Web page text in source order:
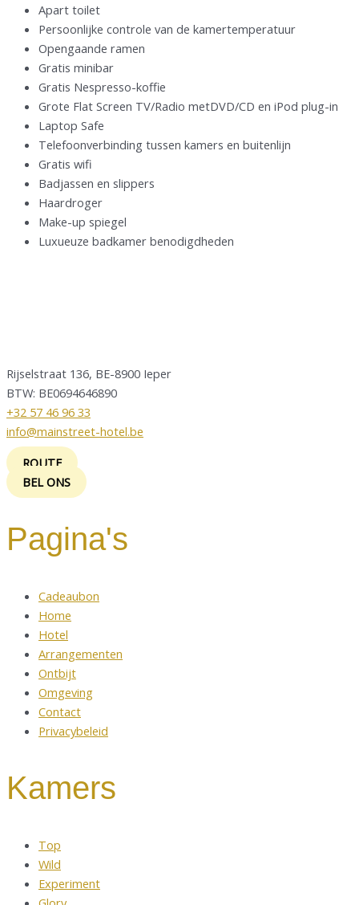
Apart toilet
Persoonlijke controle van de kamertemperatuur
Opengaande ramen
Gratis minibar
Gratis Nespresso-koffie
Grote Flat Screen TV/Radio metDVD/CD en iPod plug-in
Laptop Safe
Telefoonverbinding tussen kamers en buitenlijn
Gratis wifi
Badjassen en slippers
Haardroger
Make-up spiegel
Luxueuze badkamer benodigdheden
Rijselstraat 136, BE-8900 Ieper
BTW: BE0694646890
+32 57 46 96 33
info@mainstreet-hotel.be
ROUTE
BEL ONS
Pagina's
Cadeaubon
Home
Hotel
Arrangementen
Ontbijt
Omgeving
Contact
Privacybeleid
Kamers
Top
Wild
Experiment